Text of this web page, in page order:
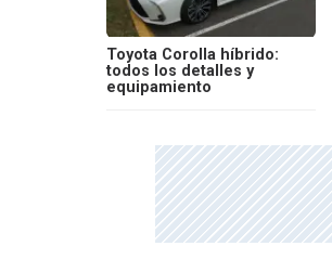
Toyota Corolla híbrido:
todos los detalles y
equipamiento